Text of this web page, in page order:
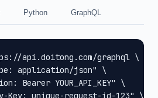
Python GraphQL
api.doitong.com/graphql \
application/json" \
Bearer YOUR_API_KEY" \
Key: unique-request-id-123" \